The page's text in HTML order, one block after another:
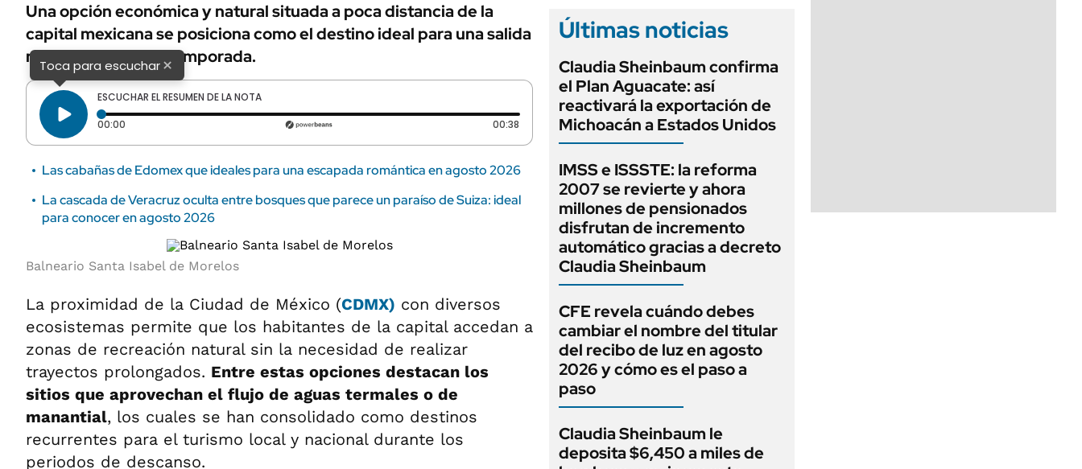
Una opción económica y natural situada a poca distancia de la
capital mexicana se posiciona como el destino ideal para una salida
recreativa en esta temporada.
Toca para escuchar×
ESCUCHAR EL RESUMEN DE LA NOTA
00:00 Tiempo transcurrido: 0 segundos 00:38Duración: 38 segundos
Las cabañas de Edomex que ideales para una escapada romántica en agosto 2026
La cascada de Veracruz oculta entre bosques que parece un paraíso de Suiza: ideal
para conocer en agosto 2026
Balneario Santa Isabel de Morelos
La proximidad de la Ciudad de México (CDMX) con diversos
ecosistemas permite que los habitantes de la capital accedan a
zonas de recreación natural sin la necesidad de realizar
trayectos prolongados. Entre estas opciones destacan los
sitios que aprovechan el flujo de aguas termales o de
manantial, los cuales se han consolidado como destinos
recurrentes para el turismo local y nacional durante los
periodos de descanso.
Últimas noticias
Claudia Sheinbaum confirma
el Plan Aguacate: así
reactivará la exportación de
Michoacán a Estados Unidos
IMSS e ISSSTE: la reforma
2007 se revierte y ahora
millones de pensionados
disfrutan de incremento
automático gracias a decreto
Claudia Sheinbaum
CFE revela cuándo debes
cambiar el nombre del titular
del recibo de luz en agosto
2026 y cómo es el paso a
paso
Claudia Sheinbaum le
deposita $6,450 a miles de